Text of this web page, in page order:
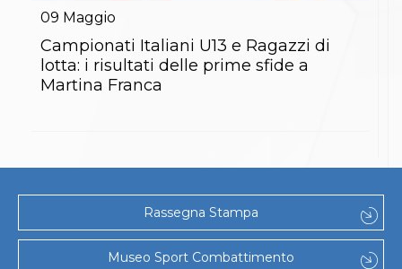
Corsi di Specializzazione
Corsi FIJLKAM-FISDIR
Corsi Preparatore Fisico
Edutraining class - Didattica infantile
News
FAQ
Quesiti fiscali
Sostenibilità
Documenti
09 Maggio
Campionati Italiani U13 e Ragazzi di
lotta: i risultati delle prime sfide a
Martina Franca
Rassegna Stampa
Museo Sport Combattimento